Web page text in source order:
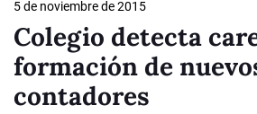
5 de noviembre de 2015
Colegio detecta
formación de
contadores